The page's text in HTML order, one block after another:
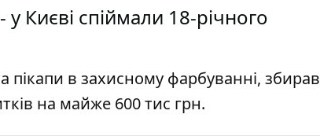
Києві спіймали 18-річного
в захисному фарбуванні, збирав
на майже 600 тис грн.